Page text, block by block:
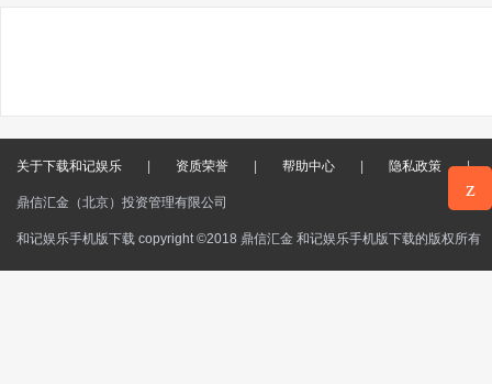
关于下载和记娱乐 | 资质荣誉 | 帮助中心 | 隐私政策 |
鼎信汇金（北京）投资管理有限公司
和记娱乐手机版下载 copyright ©2018 鼎信汇金 和记娱乐手机版下载的版权所有
z
馈